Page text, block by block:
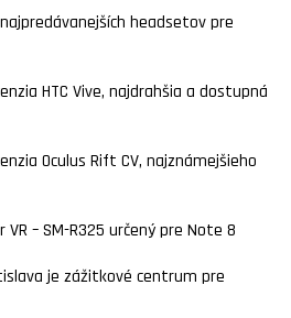
najpredávanejších headsetov pre
HTC Vive, najdrahšia a dostupná
Oculus Rift CV, najznámejšieho
VR – SM-R325 určený pre Note 8
je zážitkové centrum pre